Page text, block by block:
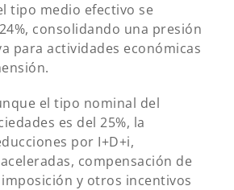
tipo medio efectivo se
consolidando una presión
para actividades económicas
el tipo nominal del
es del 25%, la
por I+D+i,
compensación de
y otros incentivos